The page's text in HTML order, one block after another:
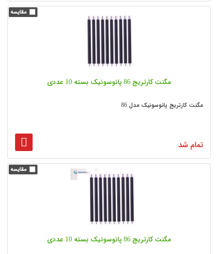
مگنت کارتریج 86 پانوسونیک بسته 10 عددی
مگنت کارتریج پانوسونیک مدل 86
تمام شد
مگنت کارتریج 86 پانوسونیک بسته 10 عددی